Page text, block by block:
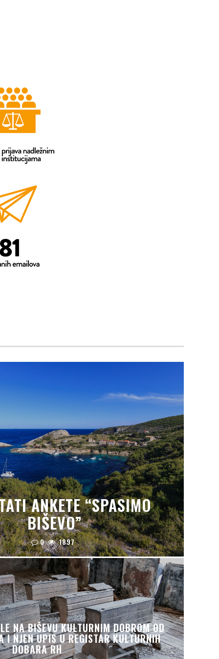
ANKETE “SPASIMO
BIŠEVO”
0 1897
NA BIŠEVU KULTURNIM DOBROM OD
I NJEN UPIS U REGISTAR KULTURNIH
DOBARA RH